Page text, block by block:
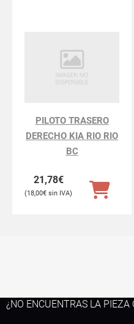
PILOTO TRASERO
DERECHO KIA RIO RIO
BC
21,78€
18,00€
¿NO ENCUENTRAS LA PIEZA